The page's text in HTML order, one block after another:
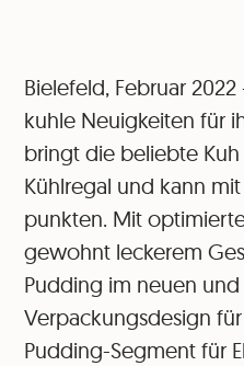
Bielefeld, Februar
kuhle Neuigkeiten für
bringt die beliebte
Kühlregal und kann
punkten. Mit
gewohnt leckerem
Pudding im neuen
Verpackungsdesign
Pudding-Segment für